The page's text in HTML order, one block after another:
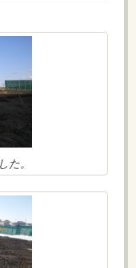
た。